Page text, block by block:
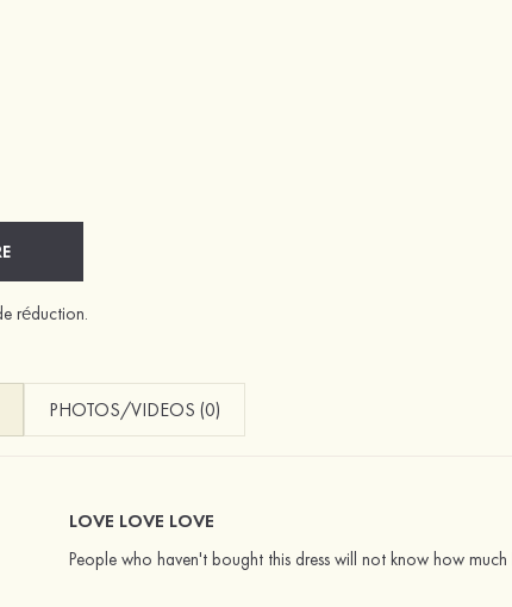
réduction.
PHOTOS/VIDEOS (0)
LOVE LOVE LOVE
People who haven't bought this dress will not know how